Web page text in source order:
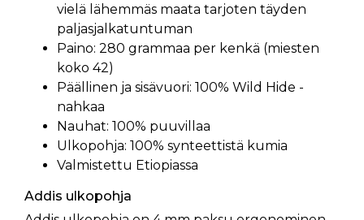
vielä lähemmäs maata tarjoten täyden
paljasjalkatuntuman
Paino: 280 grammaa per kenkä (miesten
koko 42)
Päällinen ja sisävuori: 100% Wild Hide -
nahkaa
Nauhat: 100% puuvillaa
Ulkopohja: 100% synteettistä kumia
Valmistettu Etiopiassa
Addis ulkopohja